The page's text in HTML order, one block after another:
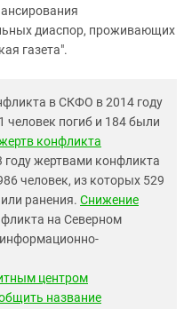
диаспор, проживающих
газета".
в СКФО в 2014 году
человек погиб и 184 были
конфликта
году жертвами конфликта
человек, из которых 529
ранения. Снижение
на Северном
центром
название